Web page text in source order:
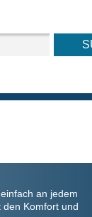
an jedem
den Komfort und